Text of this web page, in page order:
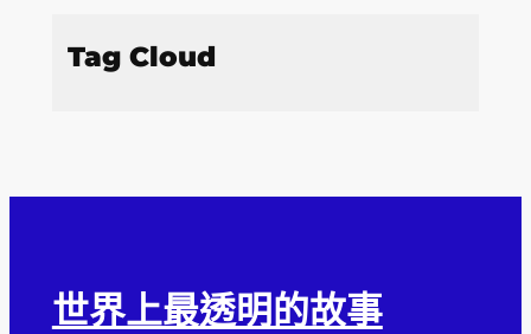
Tag Cloud
世界上最透明的故事